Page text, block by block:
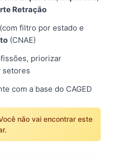
Retração
(com filtro por estado e
(CNAE)
priorizar
setores
com a base do CAGED
não vai encontrar este